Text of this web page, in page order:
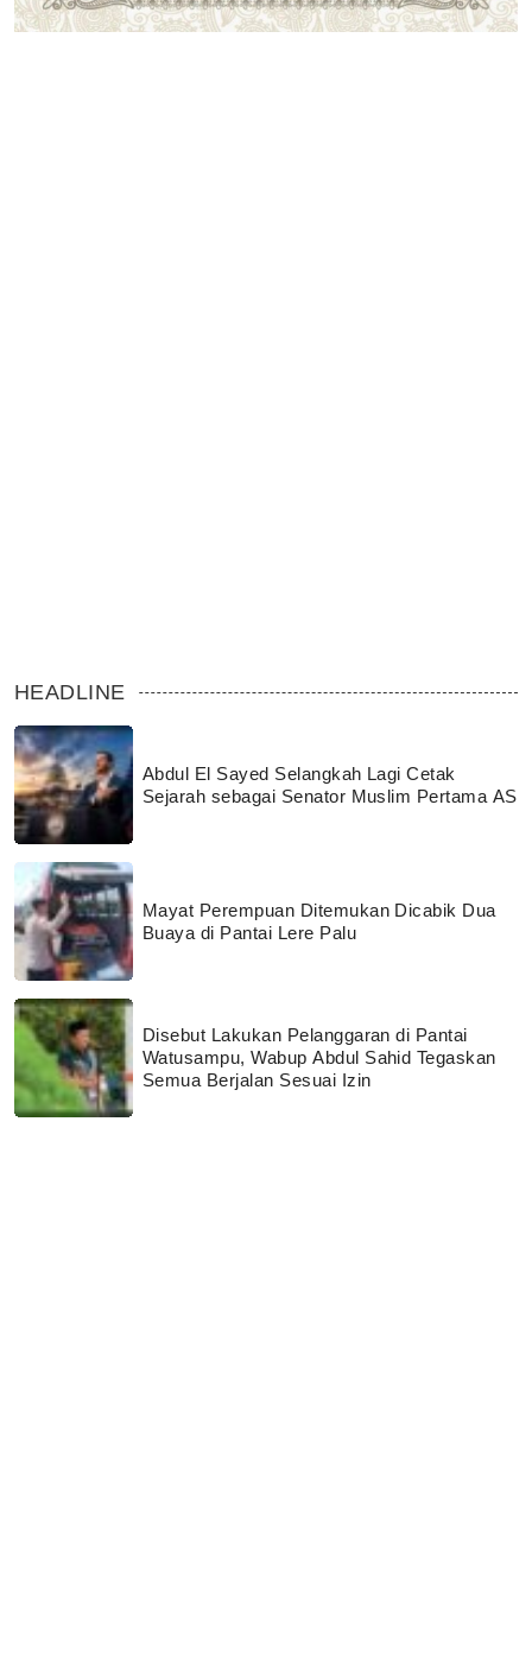
HEADLINE
Abdul El Sayed Selangkah Lagi Cetak
Sejarah sebagai Senator Muslim Pertama AS
Mayat Perempuan Ditemukan Dicabik Dua
Buaya di Pantai Lere Palu
Disebut Lakukan Pelanggaran di Pantai
Watusampu, Wabup Abdul Sahid Tegaskan
Semua Berjalan Sesuai Izin